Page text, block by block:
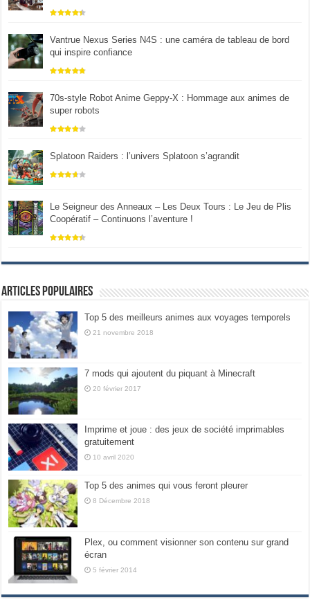
Vantrue Nexus Series N4S : une caméra de tableau de bord
qui inspire confiance
70s-style Robot Anime Geppy-X : Hommage aux animes de
super robots
Splatoon Raiders : l’univers Splatoon s’agrandit
Le Seigneur des Anneaux – Les Deux Tours : Le Jeu de Plis
Coopératif – Continuons l’aventure !
Articles populaires
Top 5 des meilleurs animes aux voyages temporels
21 novembre 2018
7 mods qui ajoutent du piquant à Minecraft
20 février 2017
Imprime et joue : des jeux de société imprimables
gratuitement
10 avril 2020
Top 5 des animes qui vous feront pleurer
8 Décembre 2018
Plex, ou comment visionner son contenu sur grand
écran
5 février 2014